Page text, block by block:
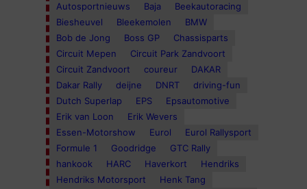
Autosportnieuws
Baja
Beekautoracing
Biesheuvel
Bleekemolen
BMW
Bob de Jong
Boss GP
Chassisparts
Circuit Mepen
Circuit Park Zandvoort
Circuit Zandvoort
coureur
DAKAR
Dakar Rally
deijne DNRT
driving-fun
Dutch Superlap
EPS
Epsautomotive
Erik van Loon
Erik Wevers
Essen-Motorshow
Eurol
Eurol Rallysport
Formule 1
Goodridge
GTC Rally
hankook
HARC Haverkort
Hendriks
Hendriks Motorsport
Henk Tang